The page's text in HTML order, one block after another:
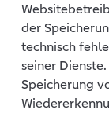
der
technisch
seiner
Speicherung